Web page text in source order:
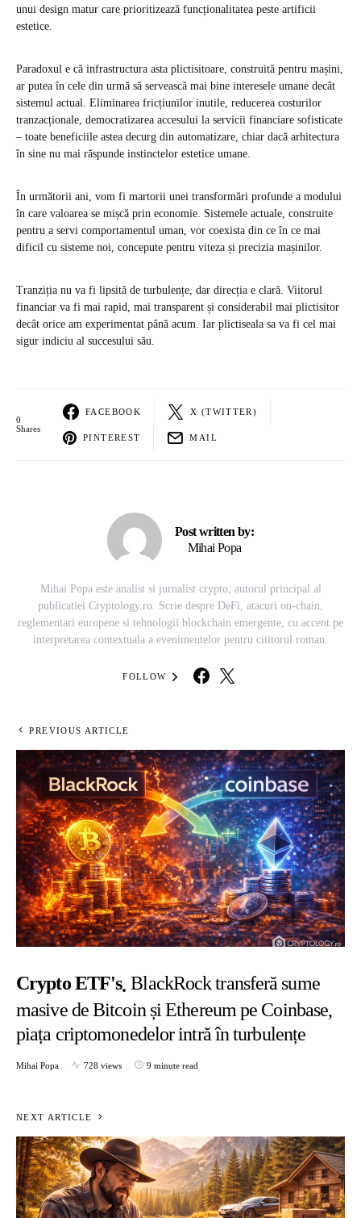
unui design matur care prioritizează funcționalitatea peste artificii
estetice.
Paradoxul e că infrastructura asta plictisitoare, construită pentru mașini,
ar putea în cele din urmă să servească mai bine interesele umane decât
sistemul actual. Eliminarea fricțiunilor inutile, reducerea costurilor
tranzacționale, democratizarea accesului la servicii financiare sofisticate
– toate beneficiile astea decurg din automatizare, chiar dacă arhitectura
în sine nu mai răspunde instinctelor estetice umane.
În următorii ani, vom fi martorii unei transformări profunde a modului
în care valoarea se mișcă prin economie. Sistemele actuale, construite
pentru a servi comportamentul uman, vor coexista din ce în ce mai
dificil cu sisteme noi, concepute pentru viteza și precizia mașinilor.
Tranziția nu va fi lipsită de turbulențe, dar direcția e clară. Viitorul
financiar va fi mai rapid, mai transparent și considerabil mai plictisitor
decât orice am experimentat până acum. Iar plictiseala sa va fi cel mai
sigur indiciu al succesului său.
0
Shares
FACEBOOK X (TWITTER)
PINTEREST MAIL
Post written by:
Mihai Popa
Mihai Popa este analist si jurnalist crypto, autorul principal al
publicatiei Cryptology.ro. Scrie despre DeFi, atacuri on-chain,
reglementari europene si tehnologii blockchain emergente, cu accent pe
interpretarea contextuala a evenimentelor pentru cititorul roman.
FOLLOW
PREVIOUS ARTICLE
Crypto ETF's BlackRock transferă sume
masive de Bitcoin și Ethereum pe Coinbase,
piața criptomonedelor intră în turbulențe
Mihai Popa 728 views 9 minute read
NEXT ARTICLE